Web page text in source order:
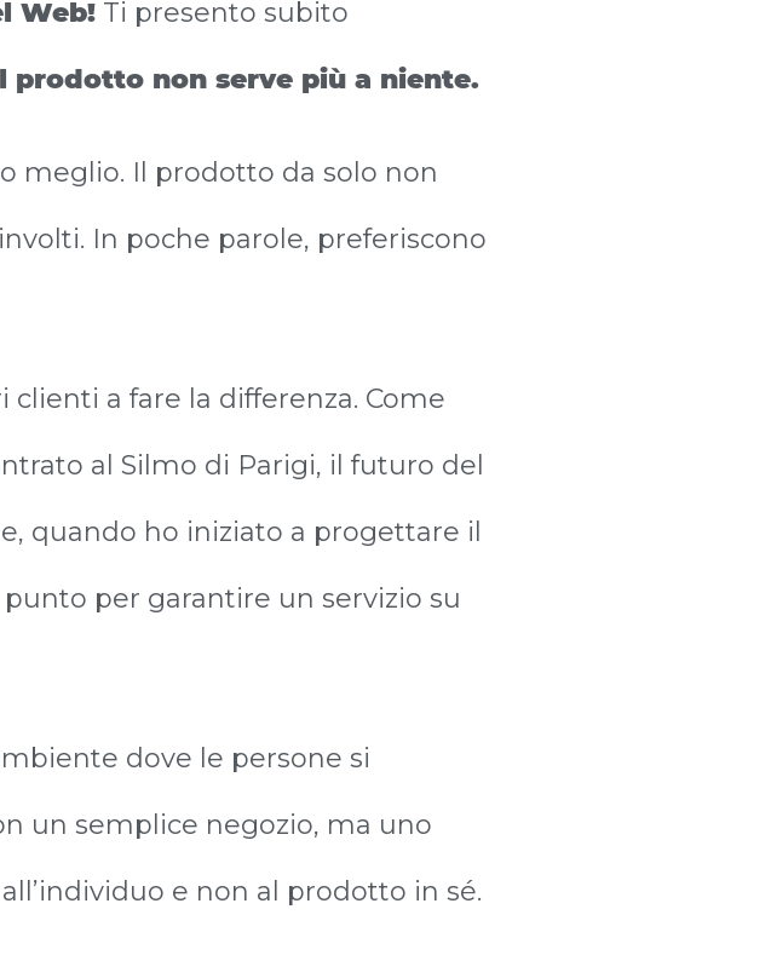
Web! Ti presento subito
prodotto non serve più a niente.
meglio. Il prodotto da solo non
In poche parole, preferiscono
clienti a fare la differenza. Come
al Silmo di Parigi, il futuro del
quando ho iniziato a progettare il
per garantire un servizio su
dove le persone si
un semplice negozio, ma uno
e non al prodotto in sé.